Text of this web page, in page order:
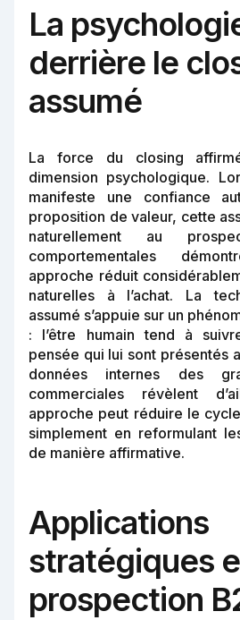
La
derrière le
assumé
La force du closing
dimension psychologique.
manifeste une confiance
proposition de valeur, cette
naturellement au
comportementales
approche réduit
naturelles à l’achat. La
assumé s’appuie sur un
: l’être humain tend à
pensée qui lui sont présentés
données internes des
commerciales révèlent
approche peut réduire le
simplement en reformulant
de manière affirmative.
Applications
stratégiques
prospection